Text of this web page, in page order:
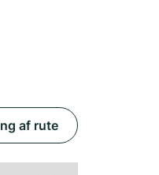
af rute